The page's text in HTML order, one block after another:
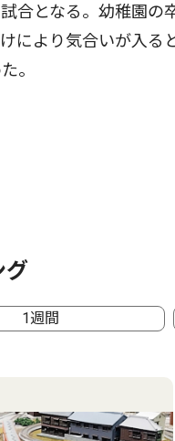
合となる。幼稚園の
により気合いが入る
。
グ
1週間